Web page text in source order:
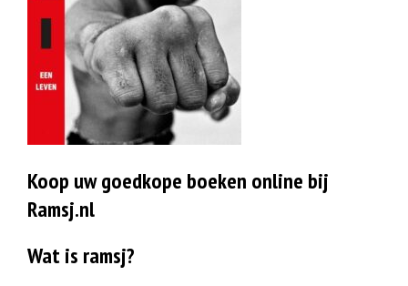
Koop uw goedkope boeken online bij
Ramsj.nl
Wat is ramsj?